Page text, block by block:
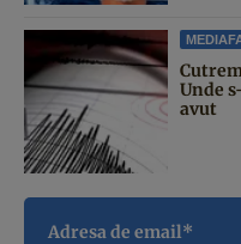
Unde
avut
Adresa de email*